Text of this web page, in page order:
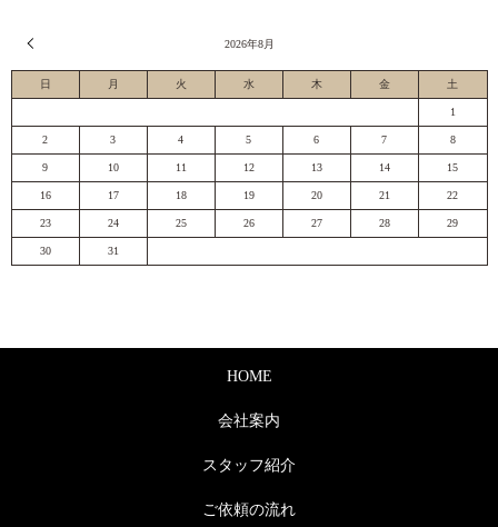
2026年8月
日 月 火 水 木 金 土
1
2 3 4 5 6 7 8
9 10 11 12 13 14 15
16 17 18 19 20 21 22
23 24 25 26 27 28 29
30 31
HOME
会社案内
スタッフ紹介
ご依頼の流れ